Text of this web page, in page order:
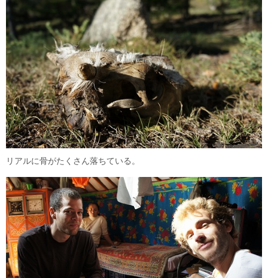
リアルに骨がたくさん落ちている。